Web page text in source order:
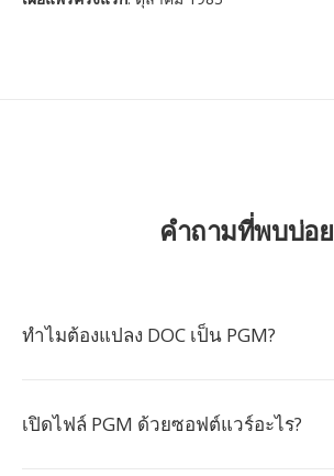
คำถามที่พบบ่อย
ทำไมต้องแปลง DOC เป็น PGM?
เปิดไฟล์ PGM ด้วยซอฟต์แวร์อะไร?